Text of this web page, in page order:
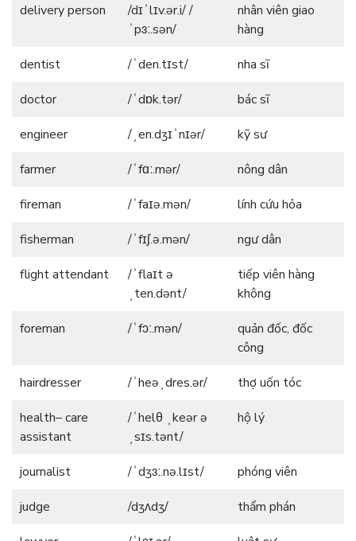
delivery person
/dɪˈlɪv.ər.i/ /
ˈpɜː.sən/
nhân viên giao
hàng
dentist
/ˈden.tɪst/
nha sĩ
doctor
/ˈdɒk.tər/
bác sĩ
engineer
/ˌen.dʒɪˈnɪər/
kỹ sư
farmer
/ˈfɑː.mər/
nông dân
fireman
/ˈfaɪə.mən/
lính cứu hỏa
fisherman
/ˈfɪʃ.ə.mən/
ngư dân
flight attendant
/ˈflaɪt ə
ˌten.dənt/
tiếp viên hàng
không
foreman
/ˈfɔː.mən/
quản đốc, đốc
công
hairdresser
/ˈheəˌdres.ər/
thợ uốn tóc
health– care
assistant
/ˈhelθ ˌkeər ə
ˌsɪs.tənt/
hộ lý
journalist /ˈdʒɜː.nə.lɪst/
phóng viên
judge
/dʒʌdʒ/
thẩm phán